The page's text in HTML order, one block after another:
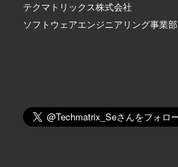
テクマトリックス株式会社
ソフトウェアエンジニアリング事業部